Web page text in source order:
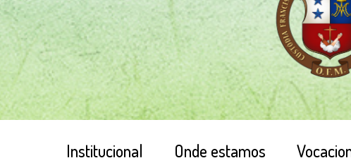
Institucional Onde estamos